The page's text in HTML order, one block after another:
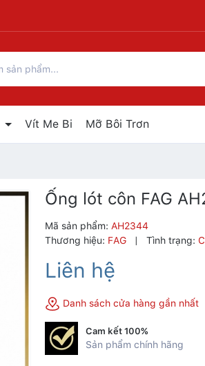
Vít Me Bi Mỡ Bôi Trơn
Ống lót côn FAG
Mã sản phẩm: AH2344
Thương hiệu: FAG | Tình trạng:
Liên hệ
Danh sách cửa hàng gần nhất
Cam kết 100%
Sản phẩm chính hãng